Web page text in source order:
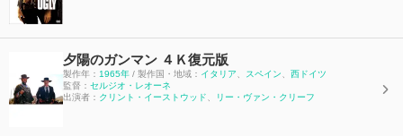
夕陽のガンマン ４Ｋ復元版
製作年： 1965年 / 製作国・地域： イタリア スペイン
西ドイツ
監督： セルジオ・レオーネ
出演者： クリント・イーストウッド リー・ヴァン・クリーフ